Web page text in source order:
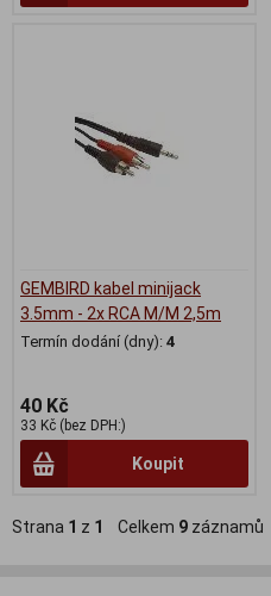
GEMBIRD kabel minijack
3.5mm - 2x RCA M/M 2,5m
Termín dodání (dny): 4
40 Kč
33 Kč (bez DPH:)
Koupit
Strana 1 z 1 Celkem 9 záznamů